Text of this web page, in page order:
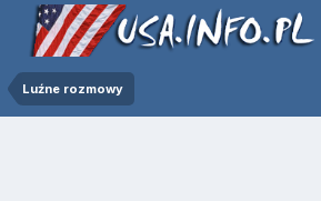
Luźne rozmowy